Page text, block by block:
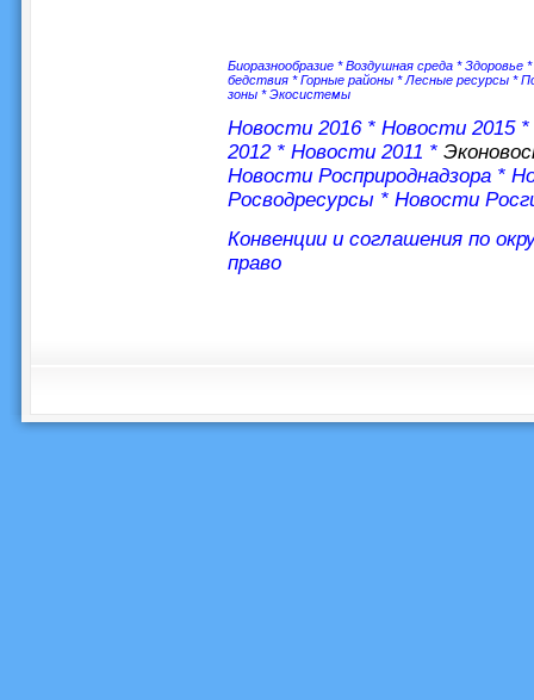
Биоразнообразие *Воздушная среда *Здоровье *
бедствия *Горные районы *Лесные ресурсы *
зоны *Экосистемы
Новости 2016* Новости 2015*
2012* Новости 2011 *
Новости Росприроднадзора*
Росводресурсы * Новости
Конвенции и соглашения по
право